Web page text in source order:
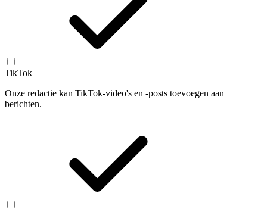
TikTok
Onze redactie kan TikTok-video's en -posts toevoegen aan
berichten.